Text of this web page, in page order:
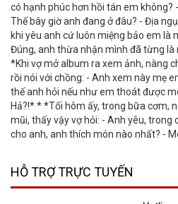
có hạnh phúc hơn hồi tán em không?
Thế bây giờ anh đang ở đâu? - Địa
khi yêu anh cứ luôn miệng bảo em là
Đúng, anh thừa nhận mình đã từng
*Khi vợ mở album ra xem ảnh, nàng
rồi nói với chồng: - Anh xem này mẹ
thế anh hỏi nếu như em thoát được
Hả?!* * *Tối hôm ấy, trong bữa cơm,
mũi, thấy vậy vợ hỏi: - Anh yêu, trong
cho anh, anh thích món nào nhất? -
HỖ TRỢ TRỰC TUYẾN